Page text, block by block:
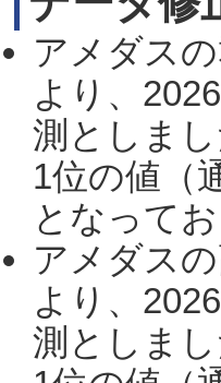
アメダス
より、
測としま
1位の値（
となって
アメダス
より、
測としま